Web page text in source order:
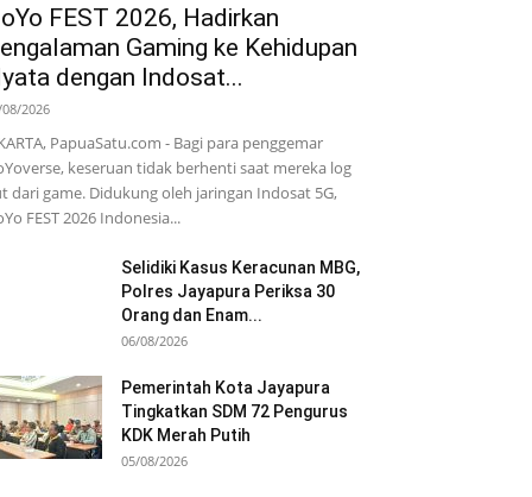
FEST 2026, Hadirkan
Gaming ke Kehidupan
dengan Indosat...
2026
PapuaSatu.com - Bagi para penggemar
keseruan tidak berhenti saat mereka log
dari game. Didukung oleh jaringan Indosat 5G,
FEST 2026 Indonesia...
Selidiki Kasus Keracunan MBG,
Polres Jayapura Periksa 30
Orang dan Enam...
06/08/2026
Pemerintah Kota Jayapura
Tingkatkan SDM 72 Pengurus
KDK Merah Putih
05/08/2026